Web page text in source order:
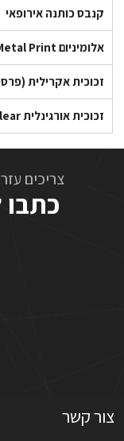
קנבס כותנה אירופאי
אלומיניום Metal Print
זכוכית אקרילית
זכוכית אורגינלית Clear
צריכים
כתבו
צור קשר